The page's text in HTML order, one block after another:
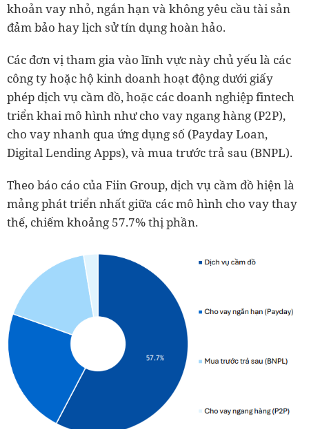
khoản vay nhỏ, ngắn hạn và không yêu cầu tài sản
đảm bảo hay lịch sử tín dụng hoàn hảo.
Các đơn vị tham gia vào lĩnh vực này chủ yếu là các
công ty hoặc hộ kinh doanh hoạt động dưới giấy
phép dịch vụ cầm đồ, hoặc các doanh nghiệp fintech
triển khai mô hình như cho vay ngang hàng (P2P),
cho vay nhanh qua ứng dụng số (Payday Loan,
Digital Lending Apps), và mua trước trả sau (BNPL).
Theo báo cáo của Fiin Group, dịch vụ cầm đồ hiện là
mảng phát triển nhất giữa các mô hình cho vay thay
thế, chiếm khoảng 57.7% thị phần.